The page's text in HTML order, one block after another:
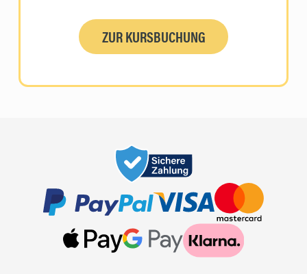
ZUR KURSBUCHUNG